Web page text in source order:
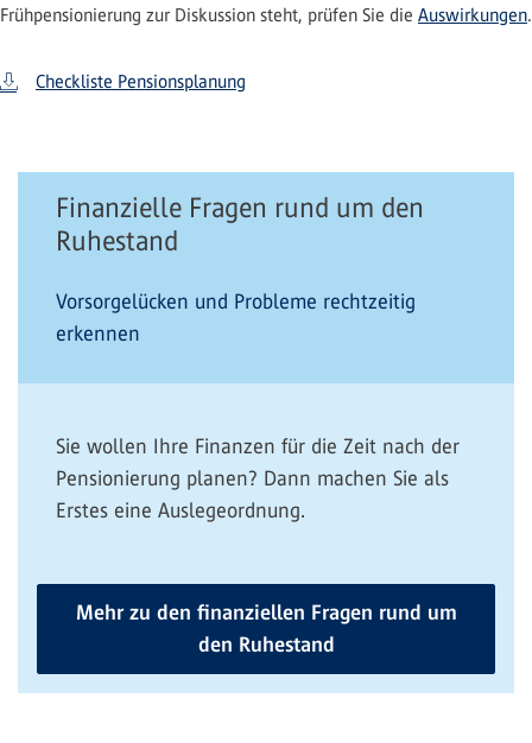
Frühpensionierung zur Diskussion steht, prüfen Sie die Auswirkungen.
Checkliste Pensionsplanung
Finanzielle Fragen rund um den
Ruhestand
Vorsorgelücken und Probleme rechtzeitig
erkennen
Sie wollen Ihre Finanzen für die Zeit nach der
Pensionierung planen? Dann machen Sie als
Erstes eine Auslegeordnung.
Mehr zu den finanziellen Fragen rund um
den Ruhestand